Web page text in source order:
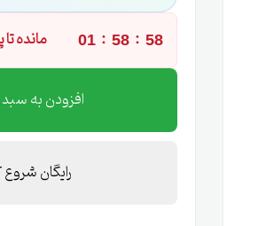
01 : 58 : 57 مانده
افزودن به
رایگان